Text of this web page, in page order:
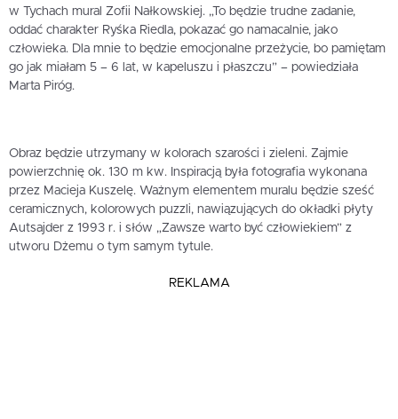
w Tychach mural Zofii Nałkowskiej. „To będzie trudne zadanie,
oddać charakter Ryśka Riedla, pokazać go namacalnie, jako
człowieka. Dla mnie to będzie emocjonalne przeżycie, bo pamiętam
go jak miałam 5 – 6 lat, w kapeluszu i płaszczu” – powiedziała
Marta Piróg.
Obraz będzie utrzymany w kolorach szarości i zieleni. Zajmie
powierzchnię ok. 130 m kw. Inspiracją była fotografia wykonana
przez Macieja Kuszelę. Ważnym elementem muralu będzie sześć
ceramicznych, kolorowych puzzli, nawiązujących do okładki płyty
Autsajder z 1993 r. i słów „Zawsze warto być człowiekiem” z
utworu Dżemu o tym samym tytule.
REKLAMA